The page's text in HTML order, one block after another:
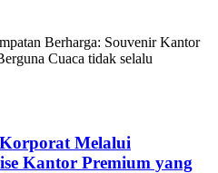
Berharga: Souvenir Kantor
Cuaca tidak selalu
Melalui
Kantor Premium yang